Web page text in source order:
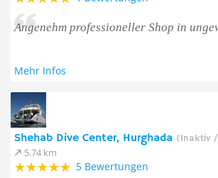
Angenehm professioneller Shop in
Mehr Infos
Shehab Dive Center, Hurghada (Inaktiv /
5.74 km
5 Bewertungen